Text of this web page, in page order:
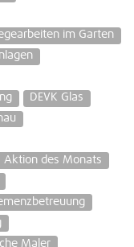
im Garten
DEVK Glas
Aktion des Monats
Maler